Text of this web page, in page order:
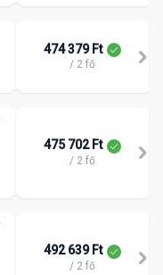
474 379 Ft
/ 2 fő
475 702 Ft
/ 2 fő
492 639 Ft
/ 2 fő